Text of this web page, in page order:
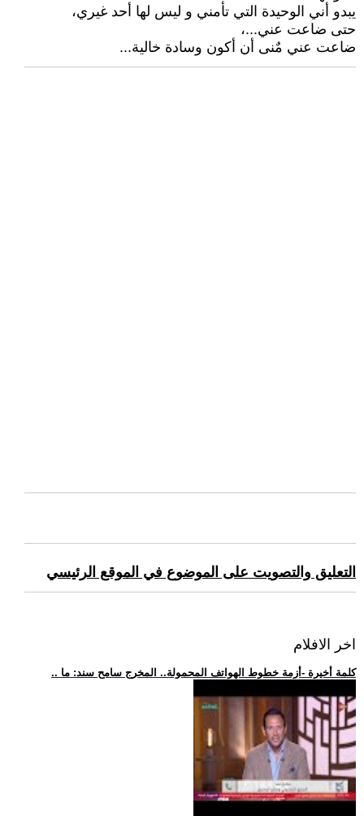
يبدو أني الوحيدة التي تأمني و ليس لها أحد غيري،
حتى ضاعت عني...،
ضاعت عني مٌنى أن أكون وسادة خالية...
التعليق والتصويت على الموضوع في الموقع الرئيسي
اخر الافلام
.. كلمة أخيرة -أزمة خطوط الهواتف المحمولة.. المخرج سامح سند: ما